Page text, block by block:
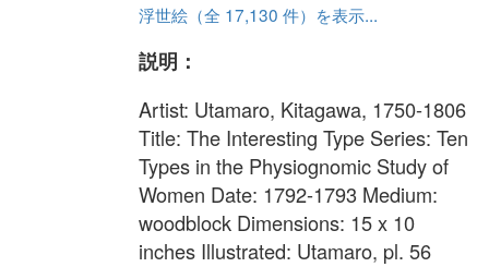
浮世絵（全 17,130 件）を表示...
説明：
Artist: Utamaro, Kitagawa, 1750-1806
Title: The Interesting Type Series: Ten
Types in the Physiognomic Study of
Women Date: 1792-1793 Medium:
woodblock Dimensions: 15 x 10
inches Illustrated: Utamaro, pl. 56